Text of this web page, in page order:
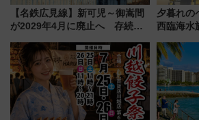
【名鉄広見線】新可児～御嵩間
が2029年4月に廃止へ 存続協
夕暮れの
西臨海水